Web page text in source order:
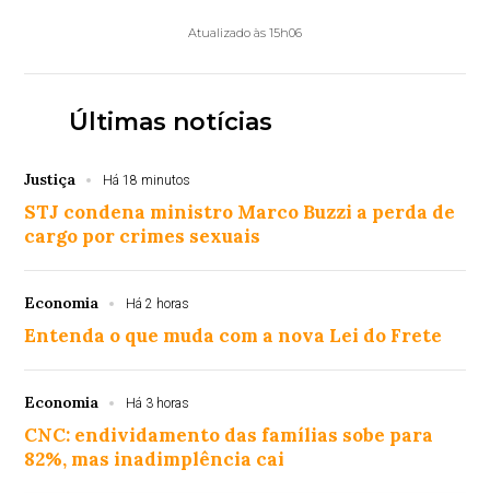
Atualizado às 15h06
Últimas notícias
Justiça Há 18 minutos
STJ condena ministro Marco Buzzi a perda de
cargo por crimes sexuais
Economia Há 2 horas
Entenda o que muda com a nova Lei do Frete
Economia Há 3 horas
CNC: endividamento das famílias sobe para
82%, mas inadimplência cai